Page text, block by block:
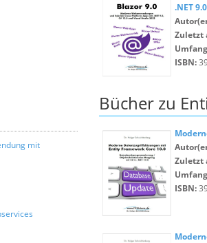
mit
.NET
Zuletzt
ISBN:
Bücher zu
Zuletzt
ISBN: